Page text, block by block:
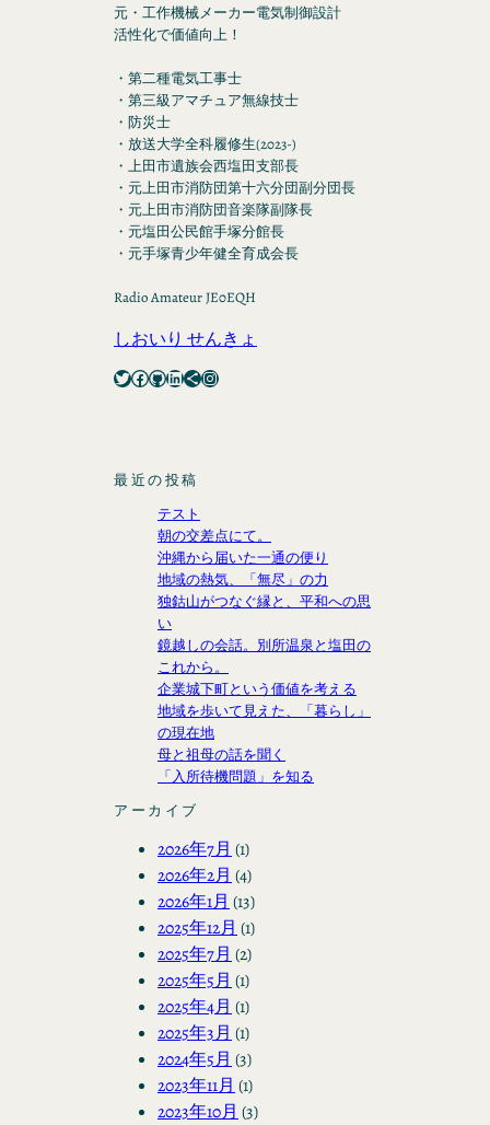
元・工作機械メーカー電気制御設計
活性化で価値向上！
・第二種電気工事士
・第三級アマチュア無線技士
・防災士
・放送大学全科履修生(2023-)
・上田市遺族会西塩田支部長
・元上田市消防団第十六分団副分団長
・元上田市消防団音楽隊副隊長
・元塩田公民館手塚分館長
・元手塚青少年健全育成会長
Radio Amateur JE0EQH
しおいり せんきょ
Twitter Facebook GitHub LinkedIn Share Icon Instagram
最近の投稿
テスト
朝の交差点にて。
沖縄から届いた一通の便り
地域の熱気、「無尽」の力
独鈷山がつなぐ縁と、平和への思
い
鏡越しの会話。別所温泉と塩田の
これから。
企業城下町という価値を考える
地域を歩いて見えた、「暮らし」
の現在地
母と祖母の話を聞く
「入所待機問題」を知る
アーカイブ
2026年7月 (1)
2026年2月 (4)
2026年1月 (13)
2025年12月 (1)
2025年7月 (2)
2025年5月 (1)
2025年4月 (1)
2025年3月 (1)
2024年5月 (3)
2023年11月 (1)
2023年10月 (3)